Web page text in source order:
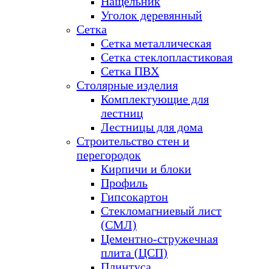
Уголок деревянный
Сетка
Сетка металлическая
Сетка стеклопластиковая
Сетка ПВХ
Столярные изделия
Комплектующие для
лестниц
Лестницы для дома
Строительство стен и
перегородок
Кирпичи и блоки
Профиль
Гипсокартон
Стекломагниевый лист
(СМЛ)
Цементно-стружечная
плита (ЦСП)